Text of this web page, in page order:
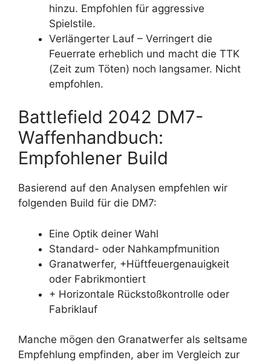
hinzu. Empfohlen für aggressive
Spielstile.
Verlängerter Lauf – Verringert die
Feuerrate erheblich und macht die TTK
(Zeit zum Töten) noch langsamer. Nicht
empfohlen.
Battlefield 2042 DM7-
Waffenhandbuch:
Empfohlener Build
Basierend auf den Analysen empfehlen wir
folgenden Build für die DM7:
Eine Optik deiner Wahl
Standard- oder Nahkampfmunition
Granatwerfer, +Hüftfeuergenauigkeit
oder Fabrikmontiert
+ Horizontale Rückstoßkontrolle oder
Fabriklauf
Manche mögen den Granatwerfer als seltsame
Empfehlung empfinden, aber im Vergleich zur